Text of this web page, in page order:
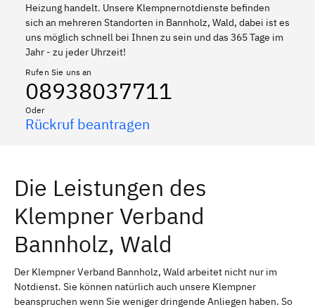
Heizung handelt. Unsere Klempnernotdienste befinden
sich an mehreren Standorten in Bannholz, Wald, dabei ist es
uns möglich schnell bei Ihnen zu sein und das 365 Tage im
Jahr - zu jeder Uhrzeit!
Rufen Sie uns an
08938037711
Oder
Rückruf beantragen
Die Leistungen des
Klempner Verband
Bannholz, Wald
Der Klempner Verband Bannholz, Wald arbeitet nicht nur im
Notdienst. Sie können natürlich auch unsere Klempner
beanspruchen wenn Sie weniger dringende Anliegen haben. So